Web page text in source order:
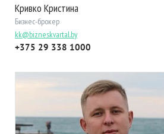
Кривко Кристина
Бизнес-брокер
kk@bizneskvartal.by
+375 29 338 1000